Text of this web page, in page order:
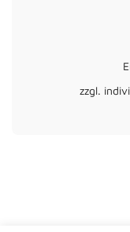
zzgl.